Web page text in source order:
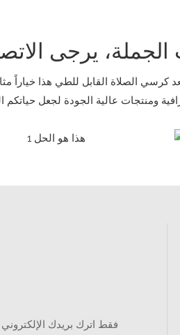
الصلاة القابل للطي هذا خياراً
فقط اترك بريدك